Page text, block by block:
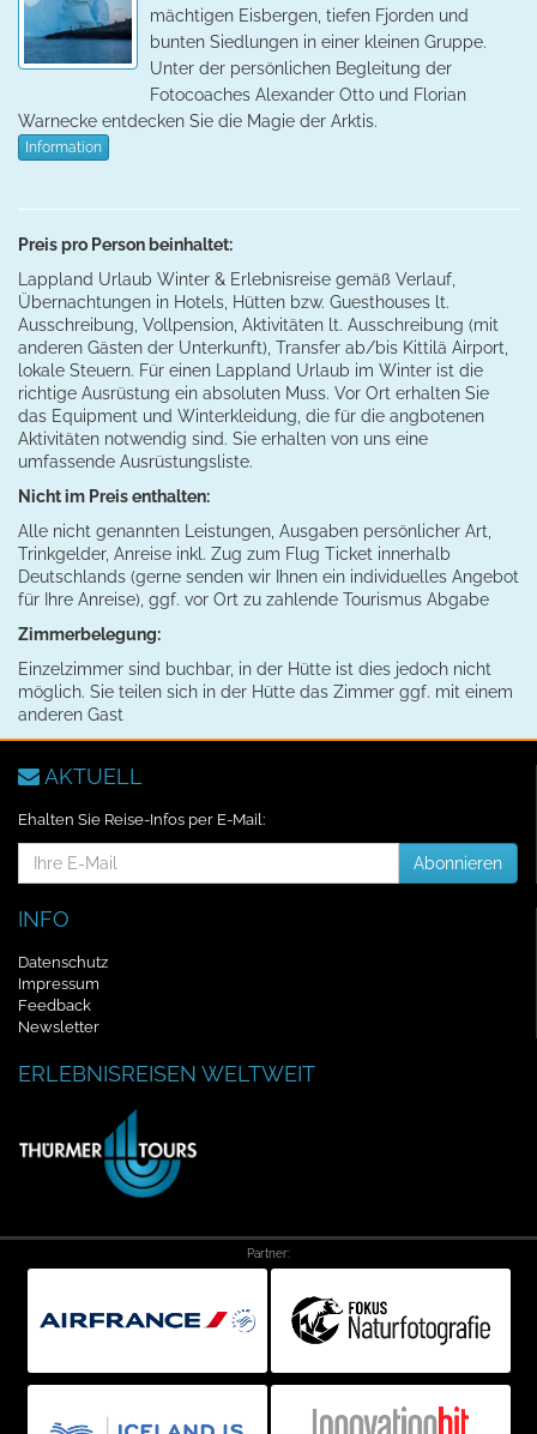
mächtigen Eisbergen, tiefen Fjorden und
bunten Siedlungen in einer kleinen Gruppe.
Unter der persönlichen Begleitung der
Fotocoaches Alexander Otto und Florian
Warnecke entdecken Sie die Magie der Arktis.
Information
Preis pro Person beinhaltet:
Lappland Urlaub Winter & Erlebnisreise gemäß Verlauf,
Übernachtungen in Hotels, Hütten bzw. Guesthouses lt.
Ausschreibung, Vollpension, Aktivitäten lt. Ausschreibung (mit
anderen Gästen der Unterkunft), Transfer ab/bis Kittilä Airport,
lokale Steuern. Für einen Lappland Urlaub im Winter ist die
richtige Ausrüstung ein absoluten Muss. Vor Ort erhalten Sie
das Equipment und Winterkleidung, die für die angbotenen
Aktivitäten notwendig sind. Sie erhalten von uns eine
umfassende Ausrüstungsliste.
Nicht im Preis enthalten:
Alle nicht genannten Leistungen, Ausgaben persönlicher Art,
Trinkgelder, Anreise inkl. Zug zum Flug Ticket innerhalb
Deutschlands (gerne senden wir Ihnen ein individuelles Angebot
für Ihre Anreise), ggf. vor Ort zu zahlende Tourismus Abgabe
Zimmerbelegung:
Einzelzimmer sind buchbar, in der Hütte ist dies jedoch nicht
möglich. Sie teilen sich in der Hütte das Zimmer ggf. mit einem
anderen Gast
AKTUELL
Ehalten Sie Reise-Infos per E-Mail:
Mail-
Abonnieren
INFO
Datenschutz
Impressum
Feedback
Newsletter
ERLEBNISREISEN WELTWEIT
Partner: